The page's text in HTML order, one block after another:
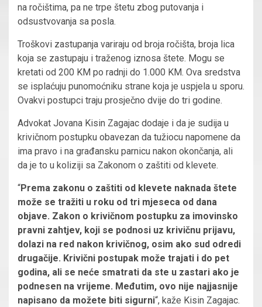
na ročištima, pa ne trpe štetu zbog putovanja i
odsustvovanja sa posla.
Troškovi zastupanja variraju od broja ročišta, broja lica
koja se zastupaju i traženog iznosa štete. Mogu se
kretati od 200 KM po radnji do 1.000 KM. Ova sredstva
se isplaćuju punomoćniku strane koja je uspjela u sporu.
Ovakvi postupci traju prosječno dvije do tri godine.
Advokat Jovana Kisin Zagajac dodaje i da je sudija u
krivičnom postupku obavezan da tužiocu napomene da
ima pravo i na građansku parnicu nakon okončanja, ali
da je to u koliziji sa Zakonom o zaštiti od klevete.
“Prema zakonu o zaštiti od klevete naknada štete
može se tražiti u roku od tri mjeseca od dana
objave. Zakon o krivičnom postupku za imovinsko
pravni zahtjev, koji se podnosi uz krivičnu prijavu,
dolazi na red nakon krivičnog, osim ako sud odredi
drugačije. Krivični postupak može trajati i do pet
godina, ali se neće smatrati da ste u zastari ako je
podnesen na vrijeme. Međutim, ovo nije najjasnije
napisano da možete biti sigurni“, kaže Kisin Zagajac.